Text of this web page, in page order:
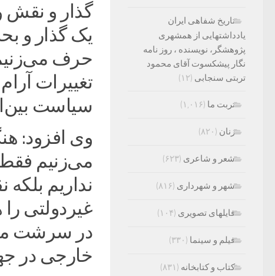
گذار و نقش
یک گذار و
حرف می‌زنیم
تغییرات
سیاست
وی افزود:
می‌زنیم
نداریم
غیردولتی
در سرشت
خارجی در
تاریخ شفاهی ایران
یادداشتهایی از همشهری
پژوهشگر، نویسنده ، روز نامه
نگار پیشکسوت آقای محمود
تربتی سنجابی (۱۲)
تربت ما (۱,۰۱۶)
زنان (۸۲۰)
شعر و شاعری (۶۲۳)
شهر و شهرداری (۸۱۶)
فایلهای تصویری (۱۰۴)
فیلم و سینما (۳۳۰)
کتاب و کتابخانه (۸۳۱)